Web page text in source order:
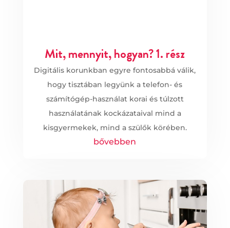
Mit, mennyit, hogyan? 1. rész
Digitális korunkban egyre fontosabbá válik,
hogy tisztában legyünk a telefon- és
számítógép-használat korai és túlzott
használatának kockázataival mind a
kisgyermekek, mind a szülők körében.
bővebben